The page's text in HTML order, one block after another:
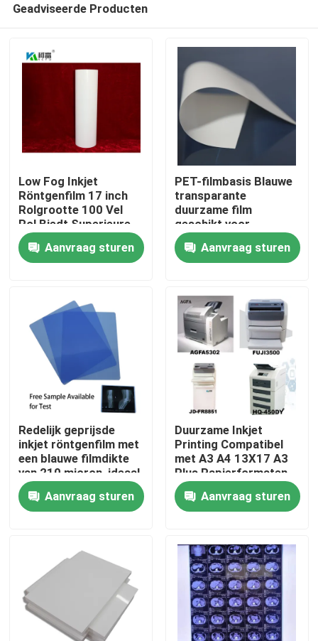
Thuis
Over ons
Fabrieksreis
Kwaliteitscontrole
Contacteer ons
nieuws
Medisch X Ray Film
Inkjet X Ray Film
Geadviseerde Producten
Low Fog Inkjet
Röntgenfilm 17 inch
Rolgrootte 100 Vel
Rol Biedt Superieure
Helderheid en Detail
voor Radiografische
Beeldvorming
Aanvraag sturen
PET-filmbasis Blauwe
transparante
duurzame film
geschikt voor
industriële
verpakkings- en
druktoepassingen met
Aanvraag sturen
Redelijk geprijsde
inkjet röntgenfilm met
een blauwe filmdikte
van 210 micron, ideaal
voor medische en
industriële radiografie
Aanvraag sturen
Duurzame Inkjet
Printing Compatibel
met A3 A4 13X17 A3
Plus Papierformaten
en Biedt Superieure
Printduurzaamheid
Aanvraag sturen